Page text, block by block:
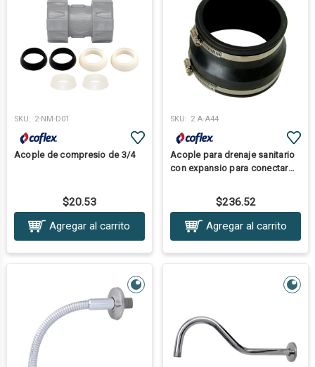
SKU: 2-NM-D01
Acople de compresio de 3/4
$20.53
Agregar al carrito
SKU: 2 A-A44
Acople para drenaje sanitario
con expansio para conectar
PVC Aa PVC de 4 Pulgadas
$236.52
Agregar al carrito